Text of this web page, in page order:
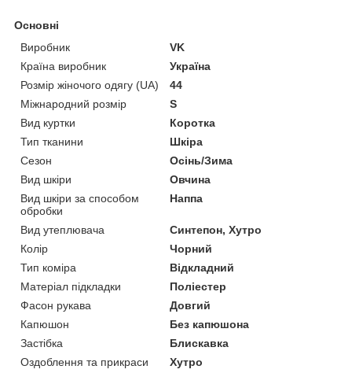
Основні
Виробник
VK
Країна виробник
Україна
Розмір жіночого одягу (UA)
44
Міжнародний розмір
S
Вид куртки
Коротка
Тип тканини
Шкіра
Сезон
Осінь/Зима
Вид шкіри
Овчина
Вид шкіри за способом
обробки
Наппа
Вид утеплювача
Синтепон, Хутро
Колір
Чорний
Тип коміра
Відкладний
Матеріал підкладки
Поліестер
Фасон рукава
Довгий
Капюшон
Без капюшона
Застібка
Блискавка
Оздоблення та прикраси
Хутро